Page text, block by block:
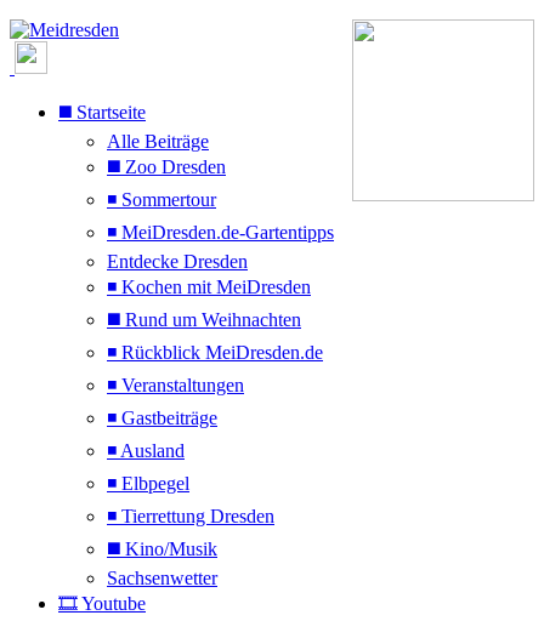
◼️ Startseite
Alle Beiträge
◼️ Zoo Dresden
◾ Sommertour
◾ MeiDresden.de-Gartentipps
Entdecke Dresden
◾ Kochen mit MeiDresden
◼️ Rund um Weihnachten
◾ Rückblick MeiDresden.de
◾ Veranstaltungen
◾ Gastbeiträge
◾ Ausland
◾ Elbpegel
◾ Tierrettung Dresden
◼️ Kino/Musik
Sachsenwetter
🎞️ Youtube